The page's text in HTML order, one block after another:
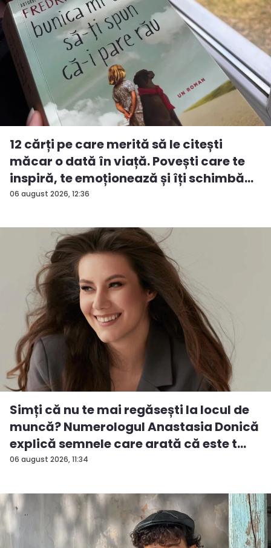
06 august 2026, 12:36
12 cărți pe care merită să le citești
măcar o dată în viață. Povești care te
inspiră, te emoționează și îți schimbă...
06 august 2026, 11:34
Simți că nu te mai regăsești la locul de
muncă? Numerologul Anastasia Donică
explică semnele care arată că este t...